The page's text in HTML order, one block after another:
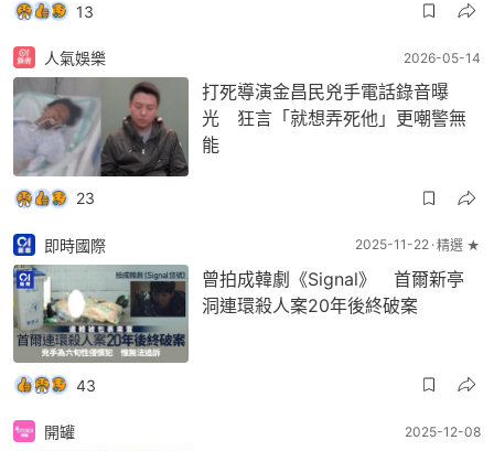
13
人氣娛樂 2026-05-14
打死導演金昌民兇手電話錄音曝
光 狂言「就想弄死他」更嘲警無
能
23
即時國際 2025-11-22 精選 ★
曾拍成韓劇《Signal》 首爾新亭
洞連環殺人案20年後終破案
43
開罐 2025-12-08